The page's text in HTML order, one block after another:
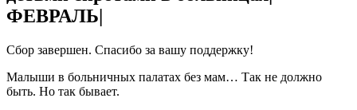
ФЕВРАЛЬ|
Сбор завершен. Спасибо за вашу поддержку!
Малыши в больничных палатах без мам… Так не должно
быть. Но так бывает.